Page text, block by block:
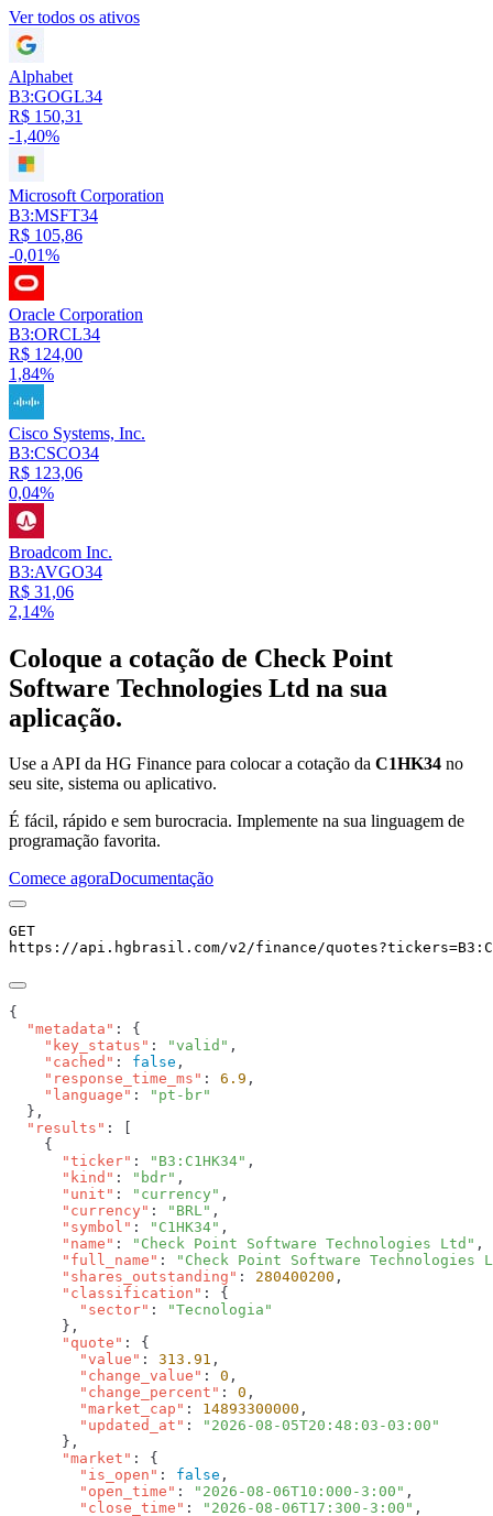
Ver todos os ativos
Alphabet
B3:GOGL34
R$ 150,31
-1,40%
Microsoft Corporation
B3:MSFT34
R$ 105,86
-0,01%
Oracle Corporation
B3:ORCL34
R$ 124,00
1,84%
Cisco Systems, Inc.
B3:CSCO34
R$ 123,06
0,04%
Broadcom Inc.
B3:AVGO34
R$ 31,06
2,14%
Coloque a cotação de Check Point
Software Technologies Ltd na sua
aplicação.
Use a API da HG Finance para colocar a cotação da C1HK34 no
seu site, sistema ou aplicativo.
É fácil, rápido e sem burocracia. Implemente na sua linguagem de
programação favorita.
Comece agoraDocumentação
GET
https://api.hgbrasil.com/v2/finance/quotes?tickers=
  "metadata"
    "key_status"
: "valid"
    "cached"
: false
    "response_time_ms"
: 6.9
    "language"
:
  "results"
      "ticker"
: "B3:C1HK34"
      "kind"
: "bdr"
      "unit"
: "currency"
      "currency"
: "BRL"
      "symbol"
: "C1HK34"
      "name"
: "Check Point Software Technologies Ltd"
      "full_name"
:
"Check Point Software Technologies
      "shares_outstanding"
: 280400200
      "classification"
        "sector"
:
      "quote"
        "value"
: 313.91
        "change_value"
: 0
        "change_percent"
: 0
        "market_cap"
: 14893300000
        "updated_at"
:
      "market"
        "is_open"
: false
        "open_time"
: "2026-08-06T10:000-3:00"
        "close_time"
: "2026-08-06T17:300-3:00"